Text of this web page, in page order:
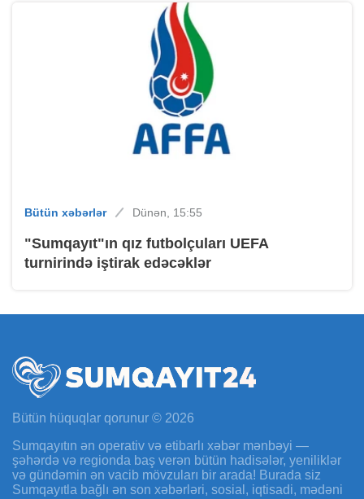
Bütün xəbərlər Dünən, 15:55
"Sumqayıt"ın qız futbolçuları UEFA
turnirində iştirak edəcəklər
Bütün hüquqlar qorunur © 2026
Sumqayıtın ən operativ və etibarlı xəbər mənbəyi —
şəhərdə və regionda baş verən bütün hadisələr, yeniliklər
və gündəmin ən vacib mövzuları bir arada! Burada siz
Sumqayıtla bağlı ən son xəbərləri, sosial, iqtisadi, mədəni